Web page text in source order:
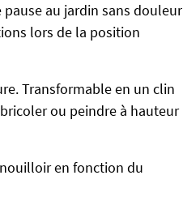
au jardin sans douleur
lors de la position
Transformable en un clin
ou peindre à hauteur
en fonction du